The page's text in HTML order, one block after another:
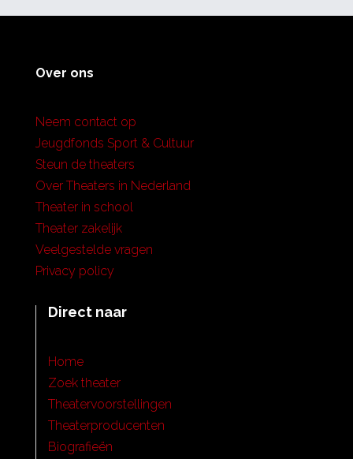
Over ons
Neem contact op
Jeugdfonds Sport & Cultuur
Steun de theaters
Over Theaters in Nederland
Theater in school
Theater zakelijk
Veelgestelde vragen
Privacy policy
Direct naar
Home
Zoek theater
Theatervoorstellingen
Theaterproducenten
Biografieën